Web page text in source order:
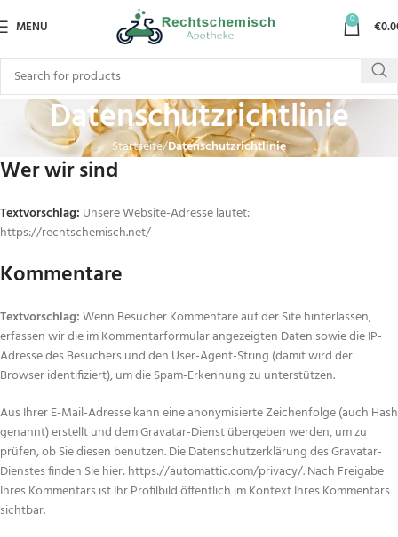
MENU 0 €
Datenschutzrichtlinie
Startseite Datenschutzrichtlinie
Wer wir sind
Textvorschlag: Unsere Website-Adresse lautet:
https://rechtschemisch.net/
Kommentare
Textvorschlag:Wenn Besucher Kommentare auf der Site hinterlassen,
erfassen wir die im Kommentarformular angezeigten Daten sowie die IP-
Adresse des Besuchers und den User-Agent-String (damit wird der
Browser identifiziert), um die Spam-Erkennung zu unterstützen.
Aus Ihrer E-Mail-Adresse kann eine anonymisierte Zeichenfolge (auch Hash
genannt) erstellt und dem Gravatar-Dienst übergeben werden, um zu
prüfen, ob Sie diesen benutzen. Die Datenschutzerklärung des Gravatar-
Dienstes finden Sie hier: https://automattic.com/privacy/. Nach Freigabe
Ihres Kommentars ist Ihr Profilbild öffentlich im Kontext Ihres Kommentars
sichtbar.